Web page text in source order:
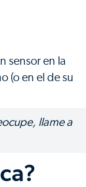
sensor en la
(o en el de su
llame a